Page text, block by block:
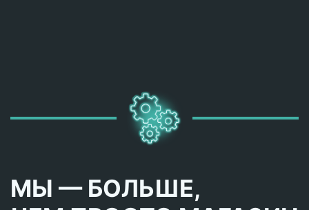
МЫ — БОЛЬШЕ,